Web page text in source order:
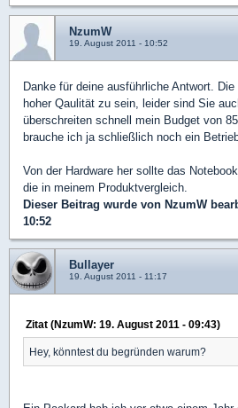
NzumW
19. August 2011 - 10:52
Danke für deine ausführliche Antwort.
hoher Qaulität zu sein, leider sind Sie
überschreiten schnell mein Budget von
brauche ich ja schließlich noch ein
Von der Hardware her sollte das
die in meinem Produktvergleich.
Dieser Beitrag wurde von NzumW
10:52
Bullayer
19. August 2011 - 11:17
Zitat (NzumW: 19. August 2011 - 09:43)
Hey, könntest du begründen warum?